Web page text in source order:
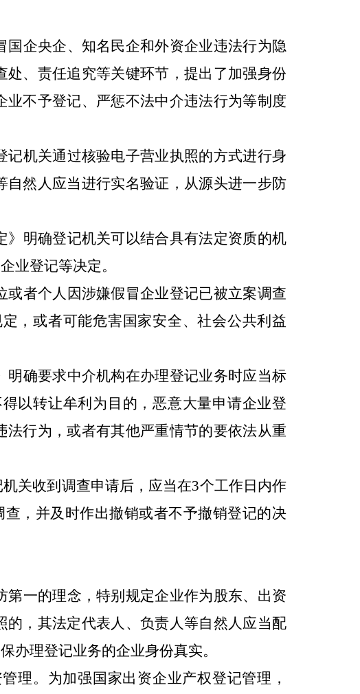
国企央企、知名民企和外资企业违法行为隐
、责任追究等关键环节，提出了加强身份
不予登记、严惩不法中介违法行为等制度
机关通过核验电子营业执照的方式进行身
然人应当进行实名验证，从源头进一步防
明确登记机关可以结合具有法定资质的机
业登记等决定。
者个人因涉嫌假冒企业登记已被立案调查
，或者可能危害国家安全、社会公共利益
确要求中介机构在办理登记业务时应当标
以转让牟利为目的，恶意大量申请企业登
行为，或者有其他严重情节的要依法从重
关收到调查申请后，应当在3个工作日内作
，并及时作出撤销或者不予撤销登记的决
第一的理念，特别规定企业作为股东、出资
，其法定代表人、负责人等自然人应当配
办理登记业务的企业身份真实。
理。为加强国家出资企业产权登记管理，